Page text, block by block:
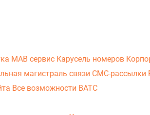
МАВ сервис Карусель номеров
магистраль связи СМС-рассылки
Все возможности ВАТС